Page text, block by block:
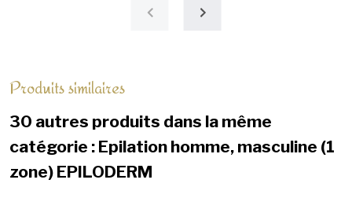
Produits similaires
30 autres produits dans la même
catégorie : Epilation homme, masculine (1
zone) EPILODERM